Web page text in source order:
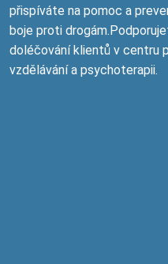
přispíváte na pomoc a
boje proti
doléčování klientů v centru
vzdělávání a psychoterapii.